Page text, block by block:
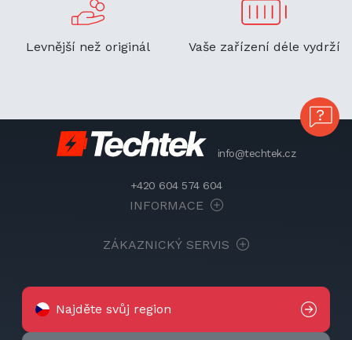
Levnější než originál Vaše zařízení déle vydrží
info@techtek.cz
+420 604 574 604
INFORMACE
ZÁKAZNICKÝ SERVIS
Najděte svůj region